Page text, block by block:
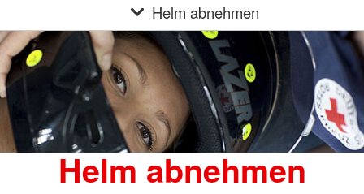
Helm abnehmen
Helm abnehmen